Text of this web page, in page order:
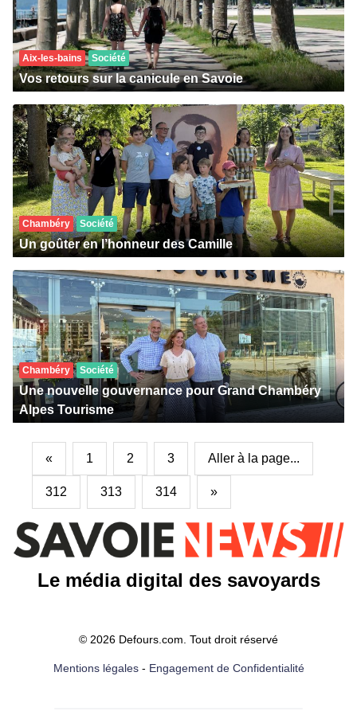
Aix-les-bains Société
Vos retours sur la canicule en Savoie
Chambéry Société
Un goûter en l’honneur des Camille
Chambéry Société
Une nouvelle gouvernance pour Grand Chambéry
Alpes Tourisme
« 1 2 3 Aller à la page...
312 313 314 »
Le média digital des savoyards
© 2026 Defours.com. Tout droit réservé
Mentions légales- Engagement de Confidentialité